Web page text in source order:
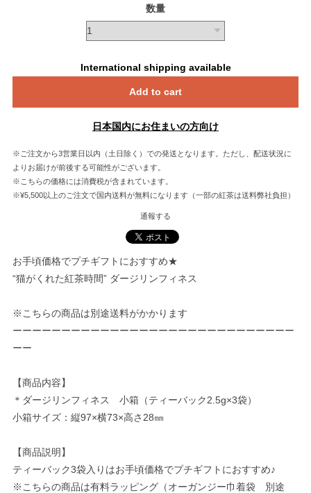
数量
International shipping available
Add to cart
日本国内にお住まいの方向け
※ご注文から3営業日以内（土日除く）での発送となります。ただし、配送状況に
よりお届けが前後する可能性がございます。
※こちらの価格には消費税が含まれています。
※¥5,500以上のご注文で国内送料が無料になります（一部の紅茶は送料弊社負担）
通報する
お手頃価格でプチギフトにおすすめ★
“猫がくれた紅茶時間” ダージリンフィネス
※こちらの商品は別途送料がかかります
ーーーーーーーーーーーーーーーーーーーーーーーーーーーーー
ーー
【商品内容】
＊ダージリンフィネス 小箱（ティーバック2.5g×3袋）
小箱サイズ：縦97×横73×高さ28㎜
【商品説明】
ティーバック3袋入りはお手頃価格でプチギフトにおすすめ♪
※こちらの商品は有料ラッピング（オーガンジー巾着袋 別途